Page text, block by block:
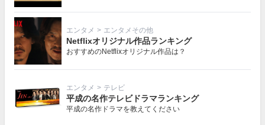
エンタメ > エンタメその他
Netflixオリジナル作品ランキング
おすすめのNetflixオリジナル作品は？
エンタメ > テレビ
平成の名作テレビドラマランキング
平成の名作ドラマを教えてください